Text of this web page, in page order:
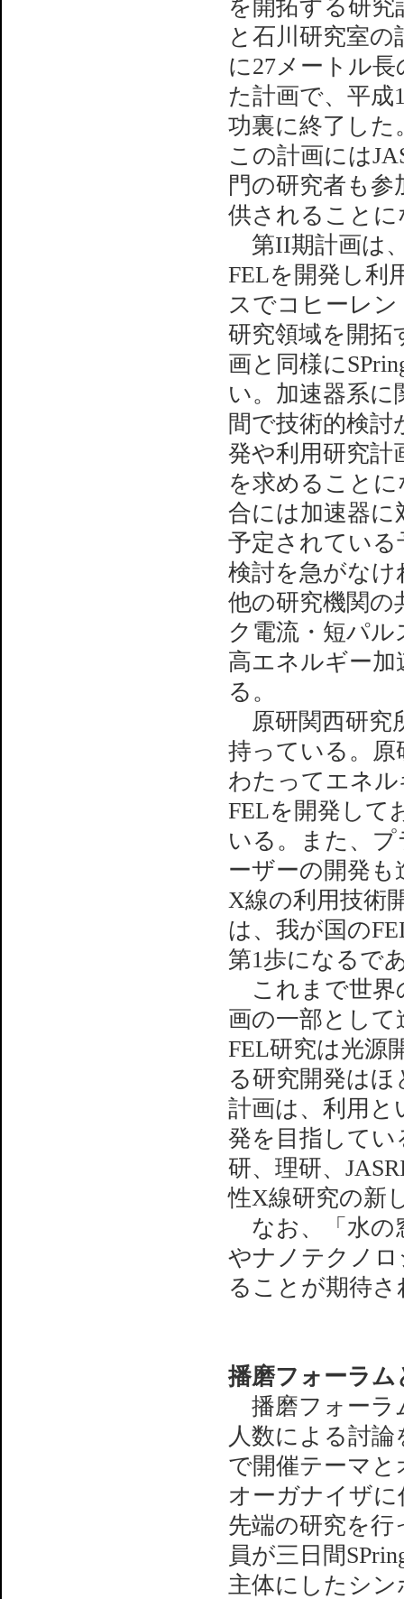
を開拓する研
と石川研究室の
に27メートル
た計画で、平成
功裏に終了した
この計画には
門の研究者も
供されること
第II期計画は
FELを開発し利
スでコヒーレ
研究領域を開
画と同様に
い。加速器系に
間で技術的検
発や利用研究計
を求めること
合には加速器に
予定されてい
検討を急がな
他の研究機関の
ク電流・短パ
高エネルギー
る。
原研関西研究
持っている。原
わたってエネ
FELを開発して
いる。また、
ーザーの開発
X線の利用技術
は、我が国の
第1歩になるで
これまで世界
画の一部とし
FEL研究は光源
る研究開発は
計画は、利用と
発を目指して
研、理研、
性X線研究の新
なお、「水の
やナノテクノ
ることが期待
播磨フォーラム
播磨フォーラ
人数による討
で開催テーマ
オーガナイザ
先端の研究を行
員が三日間
主体にしたシ